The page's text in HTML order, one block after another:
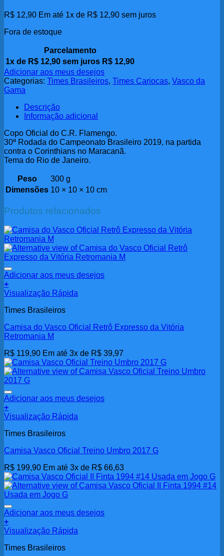
R$ 12,90 Em até 1x de R$ 12,90 sem juros
Fora de estoque
Parcelamento
1x de R$ 12,90 sem juros R$ 12,90
Adicionar aos meus desejos
Categorias: Times Brasileiros, Times Cariocas, Vasco da
Gama
Descrição
Informação adicional
Copo Oficial do C.R. Flamengo.
30ª Rodada do Campeonato Brasileiro 2019, na partida
contra o Corinthians no Maracanã.
Tema do Rio de Janeiro.
Peso
300 g
Dimensões 10 × 10 × 10 cm
Produtos relacionados
Adicionar aos meus desejos
+
Visualização Rápida
Times Brasileiros
Camisa do Vasco Oficial Retrô Expresso da Vitória
Retromania M
R$ 119,90 Em até 3x de R$ 39,97
Adicionar aos meus desejos
+
Visualização Rápida
Times Brasileiros
Camisa Vasco Oficial Treino Umbro 2017 G
R$ 199,90 Em até 3x de R$ 66,63
Adicionar aos meus desejos
+
Visualização Rápida
Times Brasileiros